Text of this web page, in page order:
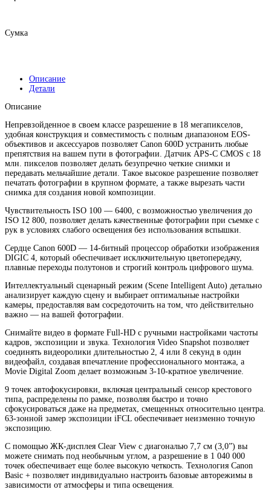
Сумка
Описание
Детали
Описание
Непревзойденное в своем классе разрешение в 18 мегапикселов,
удобная конструкция и совместимость с полным диапазоном EOS-
объективов и аксессуаров позволяет Canon 600D устранить любые
препятствия на вашем пути в фотографии. Датчик APS-C CMOS с 18
млн. пикселов позволяет делать безупречно четкие снимки и
передавать мельчайшие детали. Такое высокое разрешение позволяет
печатать фотографии в крупном формате, а также вырезать части
снимка для создания новой композиции.
Чувствительность ISO 100 — 6400, с возможностью увеличения до
ISO 12 800, позволяет делать качественные фотографии при съемке с
рук в условиях слабого освещения без использования вспышки.
Сердце Canon 600D — 14-битный процессор обработки изображения
DIGIC 4, который обеспечивает исключительную цветопередачу,
плавные переходы полутонов и строгий контроль цифрового шума.
Интеллектуальный сценарный режим (Scene Intelligent Auto) детально
анализирует каждую сцену и выбирает оптимальные настройки
камеры, предоставляя вам сосредоточить на том, что действительно
важно — на вашей фотографии.
Снимайте видео в формате Full-HD с ручными настройками частоты
кадров, экспозиции и звука. Технология Video Snapshot позволяет
соединять видеоролики длительностью 2, 4 или 8 секунд в один
видеофайл, создавая впечатление профессионального монтажа, а
Movie Digital Zoom делает возможным 3-10-кратное увеличение.
9 точек автофокусировки, включая центральный сенсор крестового
типа, распределены по рамке, позволяя быстро и точно
сфокусироваться даже на предметах, смещенных относительно центра.
63-зонной замер экспозиции iFCL обеспечивает неизменно точную
экспозицию.
С помощью ЖК-дисплея Clear View с диагональю 7,7 см (3,0”) вы
можете снимать под необычным углом, а разрешение в 1 040 000
точек обеспечивает еще более высокую четкость. Технология Canon
Basic + позволяет индивидуально настроить базовые авторежимы в
зависимости от атмосферы и типа освещения.